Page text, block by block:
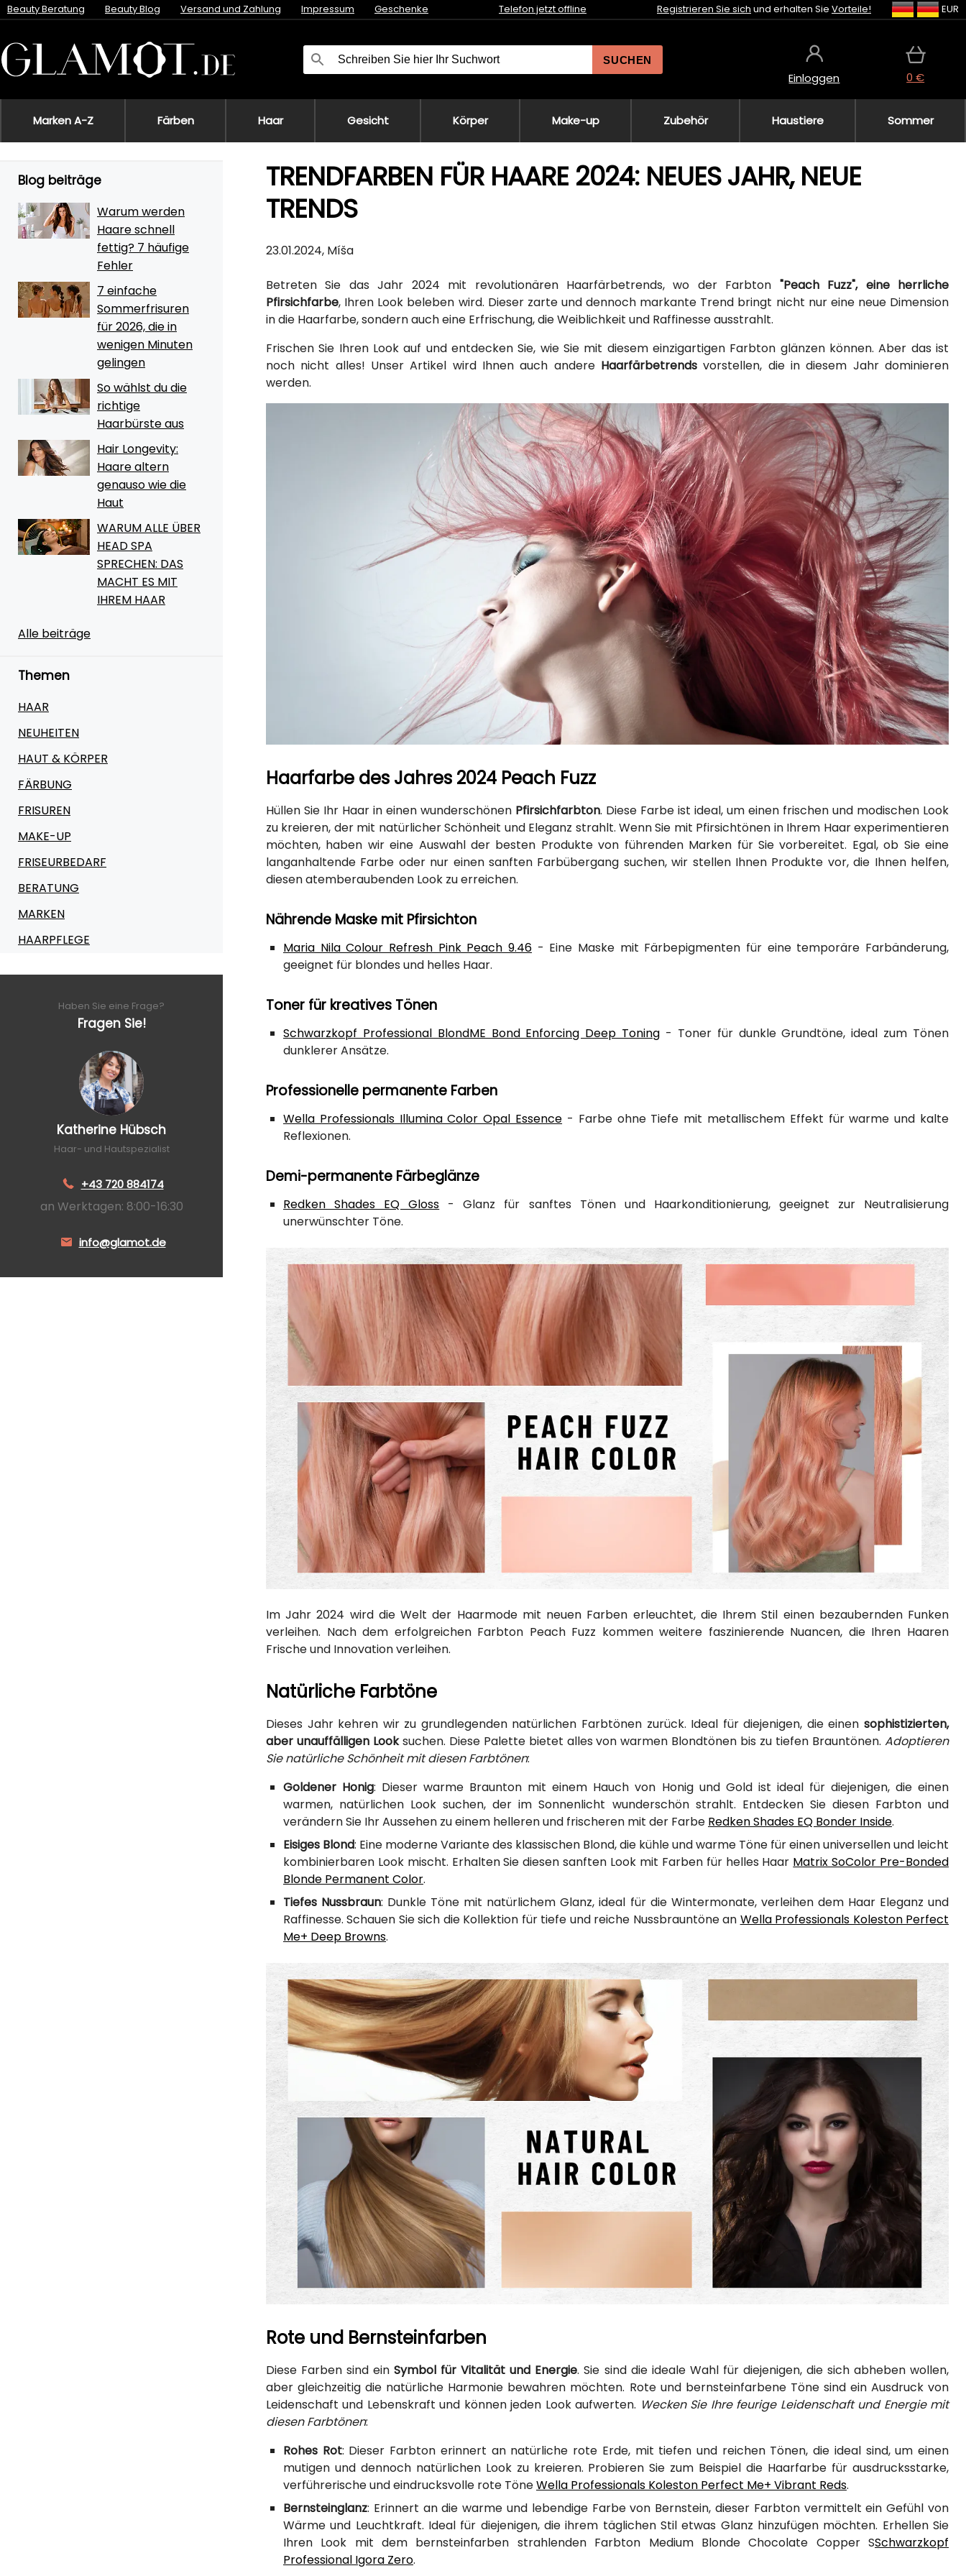
Beauty Beratung Beauty Blog Versand und Zahlung Impressum Geschenke Telefon jetzt offline Registrieren Sie sich und erhalten Sie Vorteile! EUR
SUCHEN
Einloggen 0 €
Marken A-Z Färben Haar Gesicht Körper Make-up Zubehör Haustiere Sommer
Blog beiträge
Warum werden
Haare schnell
fettig? 7 häufige
Fehler
7 einfache
Sommerfrisuren
für 2026, die in
wenigen Minuten
gelingen
So wählst du die
richtige
Haarbürste aus
Hair Longevity:
Haare altern
genauso wie die
Haut
WARUM ALLE ÜBER
HEAD SPA
SPRECHEN: DAS
MACHT ES MIT
IHREM HAAR
Alle beiträge
Themen
HAAR
NEUHEITEN
HAUT & KÖRPER
FÄRBUNG
FRISUREN
MAKE-UP
FRISEURBEDARF
BERATUNG
MARKEN
HAARPFLEGE
Haben Sie eine Frage?
Fragen Sie!
Katherine Hübsch
Haar- und Hautspezialist
+43 720 884174
an Werktagen: 8:00-16:30
info@glamot.de
TRENDFARBEN FÜR HAARE 2024: NEUES JAHR, NEUE
TRENDS
23.01.2024, Míša
Betreten Sie das Jahr 2024 mit revolutionären Haarfärbetrends, wo der Farbton "Peach Fuzz", eine herrliche
Pfirsichfarbe, Ihren Look beleben wird. Dieser zarte und dennoch markante Trend bringt nicht nur eine neue Dimension
in die Haarfarbe, sondern auch eine Erfrischung, die Weiblichkeit und Raffinesse ausstrahlt.
Frischen Sie Ihren Look auf und entdecken Sie, wie Sie mit diesem einzigartigen Farbton glänzen können. Aber das ist
noch nicht alles! Unser Artikel wird Ihnen auch andere Haarfärbetrends vorstellen, die in diesem Jahr dominieren
werden.
Haarfarbe des Jahres 2024 Peach Fuzz
Hüllen Sie Ihr Haar in einen wunderschönen Pfirsichfarbton. Diese Farbe ist ideal, um einen frischen und modischen Look
zu kreieren, der mit natürlicher Schönheit und Eleganz strahlt. Wenn Sie mit Pfirsichtönen in Ihrem Haar experimentieren
möchten, haben wir eine Auswahl der besten Produkte von führenden Marken für Sie vorbereitet. Egal, ob Sie eine
langanhaltende Farbe oder nur einen sanften Farbübergang suchen, wir stellen Ihnen Produkte vor, die Ihnen helfen,
diesen atemberaubenden Look zu erreichen.
Nährende Maske mit Pfirsichton
Maria Nila Colour Refresh Pink Peach 9.46 - Eine Maske mit Färbepigmenten für eine temporäre Farbänderung,
geeignet für blondes und helles Haar.
Toner für kreatives Tönen
Schwarzkopf Professional BlondME Bond Enforcing Deep Toning - Toner für dunkle Grundtöne, ideal zum Tönen
dunklerer Ansätze.
Professionelle permanente Farben
Wella Professionals Illumina Color Opal Essence - Farbe ohne Tiefe mit metallischem Effekt für warme und kalte
Reflexionen.
Demi-permanente Färbeglänze
Redken Shades EQ Gloss - Glanz für sanftes Tönen und Haarkonditionierung, geeignet zur Neutralisierung
unerwünschter Töne.
Im Jahr 2024 wird die Welt der Haarmode mit neuen Farben erleuchtet, die Ihrem Stil einen bezaubernden Funken
verleihen. Nach dem erfolgreichen Farbton Peach Fuzz kommen weitere faszinierende Nuancen, die Ihren Haaren
Frische und Innovation verleihen.
Natürliche Farbtöne
Dieses Jahr kehren wir zu grundlegenden natürlichen Farbtönen zurück. Ideal für diejenigen, die einen sophistizierten,
aber unauffälligen Looksuchen. Diese Palette bietet alles von warmen Blondtönen bis zu tiefen Brauntönen.Adoptieren
Sie natürliche Schönheit mit diesen Farbtönen:
Goldener Honig: Dieser warme Braunton mit einem Hauch von Honig und Gold ist ideal für diejenigen, die einen
warmen, natürlichen Look suchen, der im Sonnenlicht wunderschön strahlt. Entdecken Sie diesen Farbton und
verändern Sie Ihr Aussehen zu einem helleren und frischeren mit der Farbe Redken Shades EQ Bonder Inside.
Eisiges Blond: Eine moderne Variante des klassischen Blond, die kühle und warme Töne für einen universellen und leicht
kombinierbaren Look mischt. Erhalten Sie diesen sanften Look mit Farben für helles Haar Matrix SoColor Pre-Bonded
Blonde Permanent Color.
Tiefes Nussbraun: Dunkle Töne mit natürlichem Glanz, ideal für die Wintermonate, verleihen dem Haar Eleganz und
Raffinesse. Schauen Sie sich die Kollektion für tiefe und reiche Nussbrauntöne an Wella Professionals Koleston Perfect
Me+ Deep Browns.
Rote und Bernsteinfarben
Diese Farben sind einSymbol für Vitalität und Energie. Sie sind die ideale Wahl für diejenigen, die sich abheben wollen,
aber gleichzeitig die natürliche Harmonie bewahren möchten. Rote und bernsteinfarbene Töne sind ein Ausdruck von
Leidenschaft und Lebenskraft und können jeden Look aufwerten. Wecken Sie Ihre feurige Leidenschaft und Energie mit
diesen Farbtönen:
Rohes Rot: Dieser Farbton erinnert an natürliche rote Erde, mit tiefen und reichen Tönen, die ideal sind, um einen
mutigen und dennoch natürlichen Look zu kreieren. Probieren Sie zum Beispiel die Haarfarbe für ausdrucksstarke,
verführerische und eindrucksvolle rote TöneWella Professionals Koleston Perfect Me+ Vibrant Reds.
Bernsteinglanz: Erinnert an die warme und lebendige Farbe von Bernstein, dieser Farbton vermittelt ein Gefühl von
Wärme und Leuchtkraft. Ideal für diejenigen, die ihrem täglichen Stil etwas Glanz hinzufügen möchten. Erhellen Sie
Ihren Look mit dem bernsteinfarben strahlenden Farbton Medium Blonde Chocolate Copper SSchwarzkopf
Professional Igora Zero.